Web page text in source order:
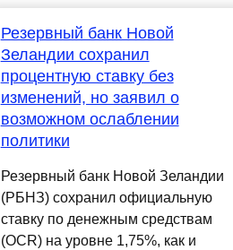
Резервный банк Новой
Зеландии сохранил
процентную ставку без
изменений, но заявил о
возможном ослаблении
политики
Резервный банк Новой Зеландии
(РБНЗ) сохранил официальную
ставку по денежным средствам
(OCR) на уровне 1,75%, как и